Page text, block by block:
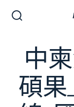
開
關中
碩果